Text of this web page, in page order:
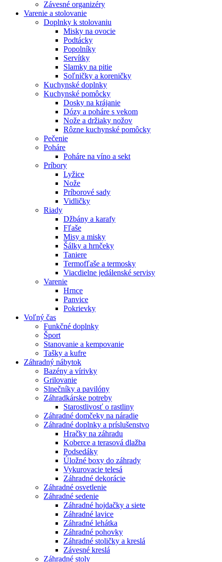
Závesné organizéry
Varenie a stolovanie
Doplnky k stolovaniu
Misky na ovocie
Podtácky
Popolníky
Servítky
Slamky na pitie
Soľničky a koreničky
Kuchynské doplnky
Kuchynské pomôcky
Dosky na krájanie
Dózy a poháre s vekom
Nože a držiaky nožov
Rôzne kuchynské pomôcky
Pečenie
Poháre
Poháre na víno a sekt
Príbory
Lyžice
Nože
Príborové sady
Vidličky
Riady
Džbány a karafy
Fľaše
Misy a misky
Šálky a hrnčeky
Taniere
Termofľaše a termosky
Viacdielne jedálenské servisy
Varenie
Hrnce
Panvice
Pokrievky
Voľný čas
Funkčné doplnky
Šport
Stanovanie a kempovanie
Tašky a kufre
Záhradný nábytok
Bazény a vírivky
Grilovanie
Slnečníky a pavilóny
Záhradkárske potreby
Starostlivosť o rastliny
Záhradné domčeky na náradie
Záhradné doplnky a príslušenstvo
Hračky na záhradu
Koberce a terasová dlažba
Podsedáky
Úložné boxy do záhrady
Vykurovacie telesá
Záhradné dekorácie
Záhradné osvetlenie
Záhradné sedenie
Záhradné hojdačky a siete
Záhradné lavice
Záhradné lehátka
Záhradné pohovky
Záhradné stoličky a kreslá
Závesné kreslá
Záhradné stoly